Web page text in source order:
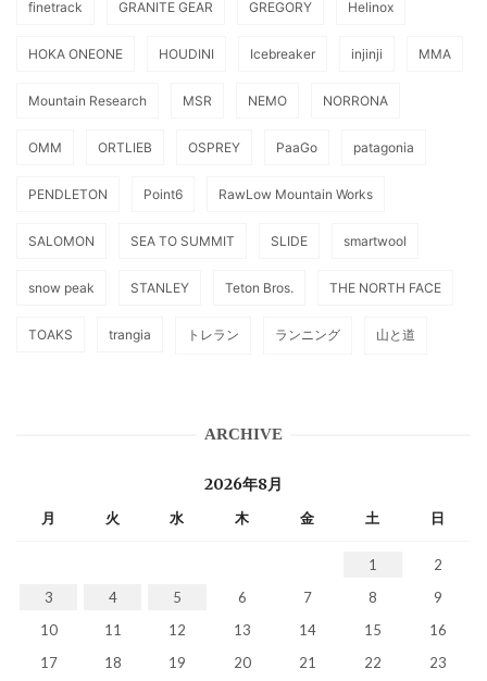
finetrack GRANITE GEAR GREGORY Helinox
HOKA ONEONE HOUDINI Icebreaker injinji MMA
Mountain Research MSR NEMO NORRONA
OMM ORTLIEB OSPREY PaaGo patagonia
PENDLETON Point6 RawLow Mountain Works
SALOMON SEA TO SUMMIT SLIDE smartwool
snow peak STANLEY Teton Bros. THE NORTH FACE
TOAKS trangia トレラン ランニング 山と道
ARCHIVE
2026年8月
月 火 水 木 金 土 日
1
2
3
4 5 6 7 8
9
10
11 12 13 14 15
16
17
18 19 20 21 22
23